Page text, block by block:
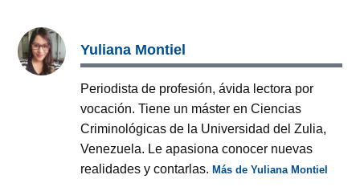
Yuliana Montiel
Periodista de profesión, ávida lectora por
vocación. Tiene un máster en Ciencias
Criminológicas de la Universidad del Zulia,
Venezuela. Le apasiona conocer nuevas
realidades y contarlas.Más de Yuliana Montiel